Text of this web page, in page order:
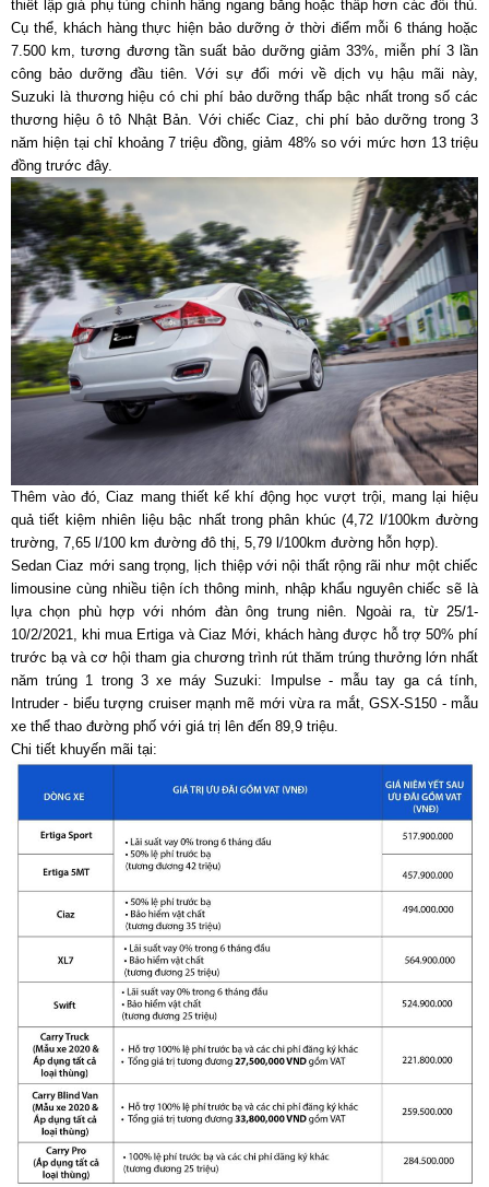
thiết lập giá phụ tùng chính hãng ngang bằng hoặc thấp hơn các đối thủ.
Cụ thể, khách hàng thực hiện bảo dưỡng ở thời điểm mỗi 6 tháng hoặc
7.500 km, tương đương tần suất bảo dưỡng giảm 33%, miễn phí 3 lần
công bảo dưỡng đầu tiên. Với sự đổi mới về dịch vụ hậu mãi này,
Suzuki là thương hiệu có chi phí bảo dưỡng thấp bậc nhất trong số các
thương hiệu ô tô Nhật Bản. Với chiếc Ciaz, chi phí bảo dưỡng trong 3
năm hiện tại chỉ khoảng 7 triệu đồng, giảm 48% so với mức hơn 13 triệu
đồng trước đây.
Thêm vào đó, Ciaz mang thiết kế khí động học vượt trội, mang lại hiệu
quả tiết kiệm nhiên liệu bậc nhất trong phân khúc (4,72 l/100km đường
trường, 7,65 l/100 km đường đô thị, 5,79 l/100km đường hỗn hợp).
Sedan Ciaz mới sang trọng, lịch thiệp với nội thất rộng rãi như một chiếc
limousine cùng nhiều tiện ích thông minh, nhập khẩu nguyên chiếc sẽ là
lựa chọn phù hợp với nhóm đàn ông trung niên. Ngoài ra, từ 25/1-
10/2/2021, khi mua Ertiga và Ciaz Mới, khách hàng được hỗ trợ 50% phí
trước bạ và cơ hội tham gia chương trình rút thăm trúng thưởng lớn nhất
năm trúng 1 trong 3 xe máy Suzuki: Impulse - mẫu tay ga cá tính,
Intruder - biểu tượng cruiser mạnh mẽ mới vừa ra mắt, GSX-S150 - mẫu
xe thể thao đường phố với giá trị lên đến 89,9 triệu.
Chi tiết khuyến mãi tại: